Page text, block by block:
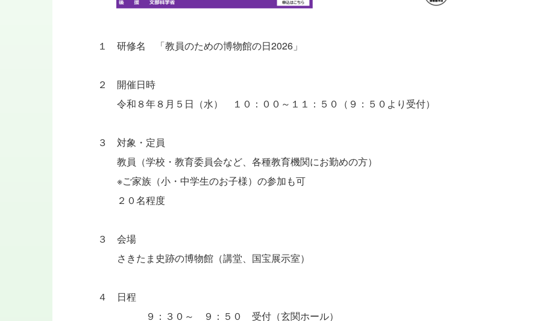
１ 研修名 「教員のための博物館の日2026」
２ 開催日時
令和８年８月５日（水） １０：００～１１：５０（９：５０より受付）
３ 対象・定員
教員（学校・教育委員会など、各種教育機関にお勤めの方）
※ご家族（小・中学生のお子様）の参加も可
２０名程度
３ 会場
さきたま史跡の博物館（講堂、国宝展示室）
４ 日程
９：３０～ ９：５０ 受付（玄関ホール）